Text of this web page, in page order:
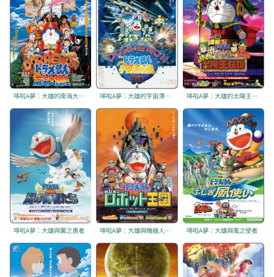
哆啦A夢：大雄的南海大冒險 哆啦A夢：大雄的宇宙漂流記 哆啦A夢：大雄的太陽王傳說
哆啦A夢：大雄與翼之勇者 哆啦A夢：大雄與機器人王國 哆啦A夢：大雄與風之使者